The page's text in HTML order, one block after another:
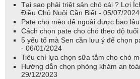
Tại sao phải triệt sản chó cái ? Lợi
Điều Chủ Nuôi Cần Biết - 05/07/2024
Pate cho mèo để ngoài được bao
Cách chọn pate cho chó theo độ
5 yếu tố mà Sen cần lưu ý để chọn
- 06/01/2024
Tiêu chí lựa chọn sữa tắm cho chó
Hướng dẫn chọn phòng khám an
29/12/2023